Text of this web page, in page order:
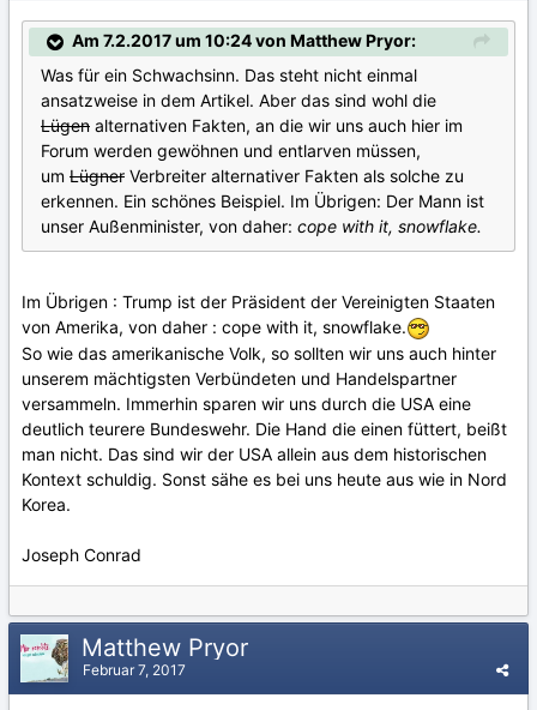
Am 7.2.2017 um 10:24 von Matthew Pryor:
Was für ein Schwachsinn. Das steht nicht einmal
ansatzweise in dem Artikel. Aber das sind wohl die
Lügen alternativen Fakten, an die wir uns auch hier im
Forum werden gewöhnen und entlarven müssen,
um Lügner Verbreiter alternativer Fakten als solche zu
erkennen. Ein schönes Beispiel. Im Übrigen: Der Mann ist
unser Außenminister, von daher: cope with it, snowflake.
Im Übrigen : Trump ist der Präsident der Vereinigten Staaten
von Amerika, von daher : cope with it, snowflake.
So wie das amerikanische Volk, so sollten wir uns auch hinter
unserem mächtigsten Verbündeten und Handelspartner
versammeln. Immerhin sparen wir uns durch die USA eine
deutlich teurere Bundeswehr. Die Hand die einen füttert, beißt
man nicht. Das sind wir der USA allein aus dem historischen
Kontext schuldig. Sonst sähe es bei uns heute aus wie in Nord
Korea.
Joseph Conrad
Matthew Pryor
Februar 7, 2017